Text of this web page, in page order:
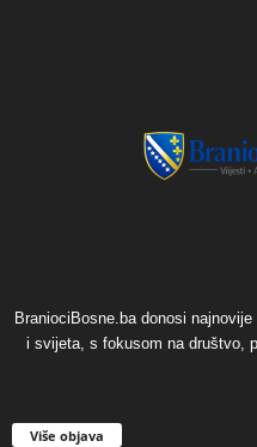
BraniociBosne.ba donosi
i svijeta, s fokusom na društvo,
Više objava